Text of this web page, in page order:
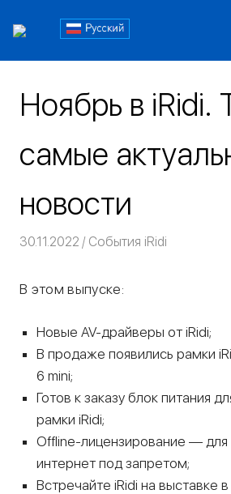
содержимому
Блог
Ноябрь в iRidi.
самые
новости
30.11.2022 Команда iRidium mobile
События iRidi
В этом выпуске:
Новые AV-драйверы от iRidi;
В продаже появились рамки
6 mini;
Готов к заказу блок питания
рамки iRidi;
Offline-лицензирование — для
интернет под запретом;
Встречайте iRidi на выставке